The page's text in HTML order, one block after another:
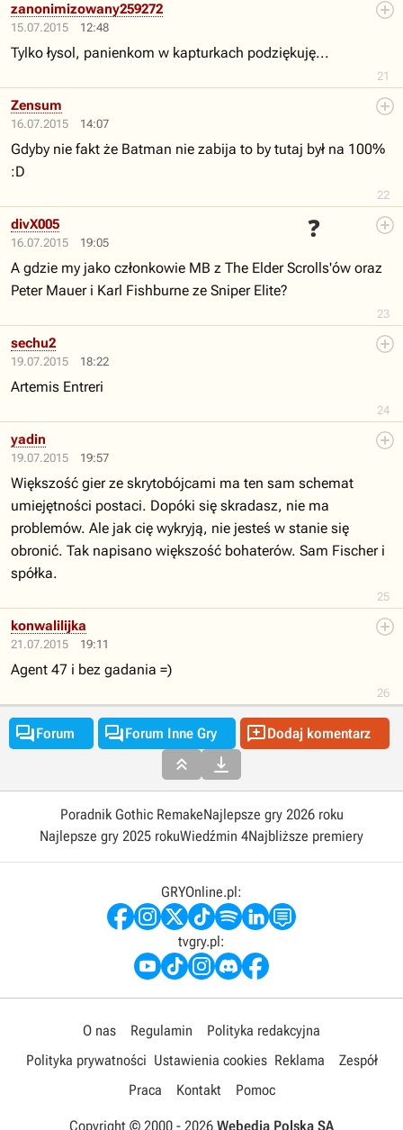
15.07.2015 12:48
21
zanonimizowany259272
Tylko łysol, panienkom w kapturkach podziękuję...
16.07.2015 14:07
22
Zensum
Gdyby nie fakt że Batman nie zabija to by tutaj był na 100%
:D
16.07.2015 19:05
❓
23
divX005
A gdzie my jako członkowie MB z The Elder Scrolls'ów oraz
Peter Mauer i Karl Fishburne ze Sniper Elite?
19.07.2015 18:22
24
sechu2
Artemis Entreri
19.07.2015 19:57
25
yadin
Większość gier ze skrytobójcami ma ten sam schemat
umiejętności postaci. Dopóki się skradasz, nie ma
problemów. Ale jak cię wykryją, nie jesteś w stanie się
obronić. Tak napisano większość bohaterów. Sam Fischer i
spółka.
21.07.2015 19:11
26
konwalilijka
Agent 47 i bez gadania =)
Forum Forum Inne Gry Dodaj komentarz
 
Poradnik Gothic RemakeNajlepsze gry 2026 roku
Najlepsze gry 2025 rokuWiedźmin 4Najbliższe premiery
GRYOnline.pl:
tvgry.pl:
O nas Regulamin
Polityka redakcyjna
Polityka prywatności Ustawienia cookies Reklama
Zespół
Praca
Kontakt Pomoc
Copyright © 2000 - 2026 Webedia Polska SA